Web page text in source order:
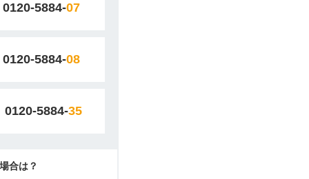
0120-5884-07
0120-5884-08
0120-5884-35
合は？